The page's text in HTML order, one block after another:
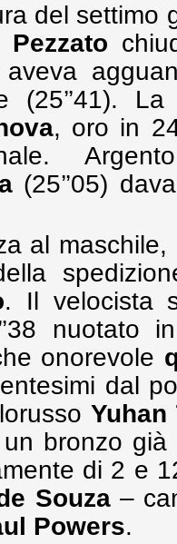
del settimo
(25’’41).
, oro in
(25’’05)
al
. Il velocista
nuotato
onorevole
dal
Yuhan
bronzo
di 2 e
Souza–
Powers.